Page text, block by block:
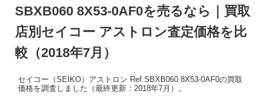
SBXB060 8X53-0AF0を売るなら｜買取
店別セイコー アストロン査定価格を比
較（2018年7月）
セイコー（SEIKO）アストロン Ref.SBXB060 8X53-0AF0の買取
価格を調査しました（最終更新：2018年7月）。